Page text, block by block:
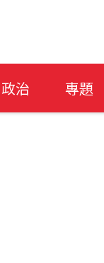
政治 專題